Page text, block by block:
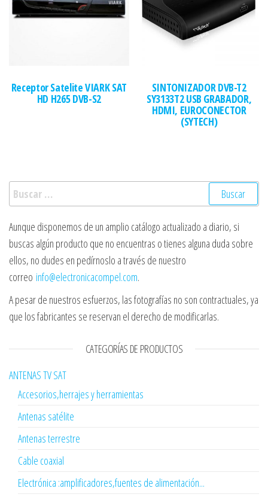
Receptor Satelite VIARK SAT
HD H265 DVB-S2
SINTONIZADOR DVB-T2
SY3133T2 USB GRABADOR,
HDMI, EUROCONECTOR
(SYTECH)
Buscar:
Aunque disponemos de un amplio catálogo actualizado a diario, si
buscas algún producto que no encuentras o tienes alguna duda sobre
ellos, no dudes en pedírnoslo a través de nuestro
correo info@electronicacompel.com.
A pesar de nuestros esfuerzos, las fotografías no son contractuales, ya
que los fabricantes se reservan el derecho de modificarlas.
CATEGORÍAS DE PRODUCTOS
ANTENAS TV SAT
Accesorios,herrajes y herramientas
Antenas satélite
Antenas terrestre
Cable coaxial
Electrónica :amplificadores,fuentes de alimentación...